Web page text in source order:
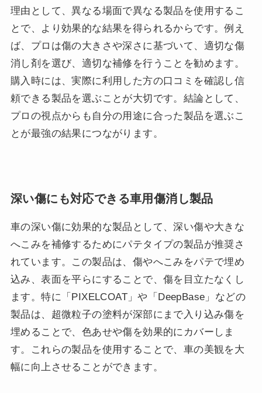
理由として、異なる場面で異なる製品を使用するこ
とで、より効果的な結果を得られるからです。例え
ば、プロは傷の大きさや深さに基づいて、適切な傷
消し剤を選び、適切な補修を行うことを勧めます。
購入時には、実際に利用した方の口コミを確認し信
頼できる製品を選ぶことが大切です。結論として、
プロの視点からも自分の用途に合った製品を選ぶこ
とが最強の結果につながります。
深い傷にも対応できる車用傷消し製品
車の深い傷に効果的な製品として、深い傷や大きな
へこみを補修するためにパテタイプの製品が推奨さ
れています。この製品は、傷やへこみをパテで埋め
込み、表面を平らにすることで、傷を目立たなくし
ます。特に「PIXELCOAT」や「DeepBase」などの
製品は、超微粒子の塗料が深部にまで入り込み傷を
埋めることで、色あせや傷を効果的にカバーしま
す。これらの製品を使用することで、車の美観を大
幅に向上させることができます。